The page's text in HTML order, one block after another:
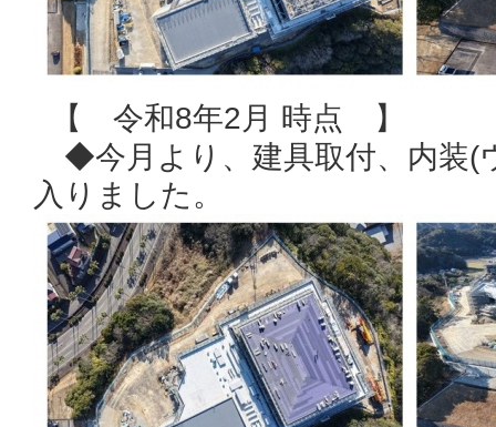
【 令和8年2月 時点 】
◆今月より、建具取付、内装(
入りました。